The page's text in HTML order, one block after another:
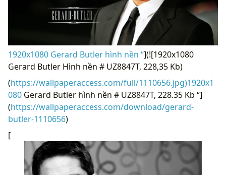
1920x1080 Gerard Butler hình nền “](![1920x1080
Gerard Butler Hình nền # UZ8847T, 228,35 Kb)
(https://wallpaperaccess.com/full/1110656.jpg)1920x1
080 Gerard Butler hình nền # UZ8847T, 228.35 Kb “]
(https://wallpaperaccess.com/download/gerard-
butler-1110656)
[